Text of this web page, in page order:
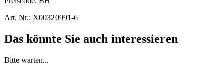
Art. Nr.: X00320991-6
Das könnte Sie auch interessieren
Bitte warten...